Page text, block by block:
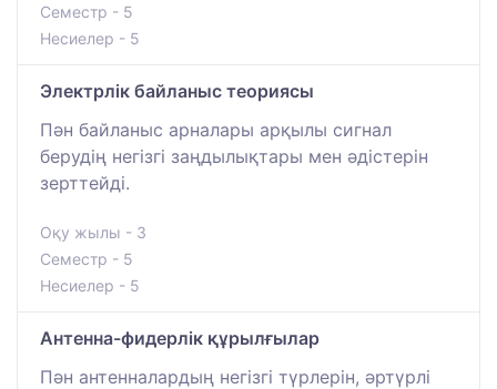
Семестр - 5
Несиелер - 5
Электрлік байланыс теориясы
Пән байланыс арналары арқылы сигнал
берудің негізгі заңдылықтары мен әдістерін
зерттейді.
Оқу жылы - 3
Семестр - 5
Несиелер - 5
Антенна-фидерлік құрылғылар
Пән антенналардың негізгі түрлерін, әртүрлі